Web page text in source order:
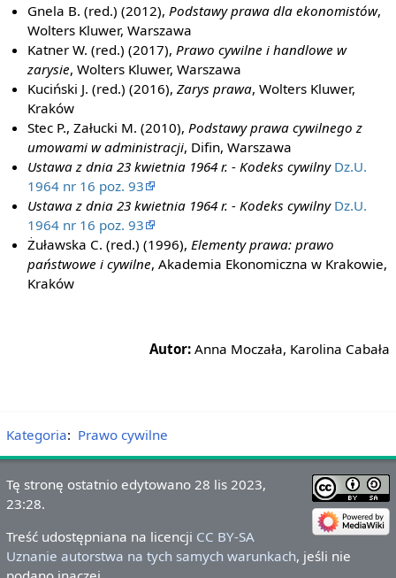
Gnela B. (red.) (2012), Podstawy prawa dla ekonomistów,
Wolters Kluwer, Warszawa
Katner W. (red.) (2017), Prawo cywilne i handlowe w
zarysie, Wolters Kluwer, Warszawa
Kuciński J. (red.) (2016),Zarys prawa, Wolters Kluwer,
Kraków
Stec P., Załucki M. (2010), Podstawy prawa cywilnego z
umowami w administracji, Difin, Warszawa
Ustawa z dnia 23 kwietnia 1964 r. - Kodeks cywilny Dz.U.
1964 nr 16 poz. 93
Ustawa z dnia 23 kwietnia 1964 r. - Kodeks cywilny Dz.U.
1964 nr 16 poz. 93
Żuławska C. (red.) (1996), Elementy prawa: prawo
państwowe i cywilne, Akademia Ekonomiczna w Krakowie,
Kraków
Autor: Anna Moczała, Karolina Cabała
Kategoria: Prawo cywilne
Tę stronę ostatnio edytowano 28 lis 2023,
23:28.
Treść udostępniana na licencji CC BY-SA
Uznanie autorstwa na tych samych warunkach, jeśli nie